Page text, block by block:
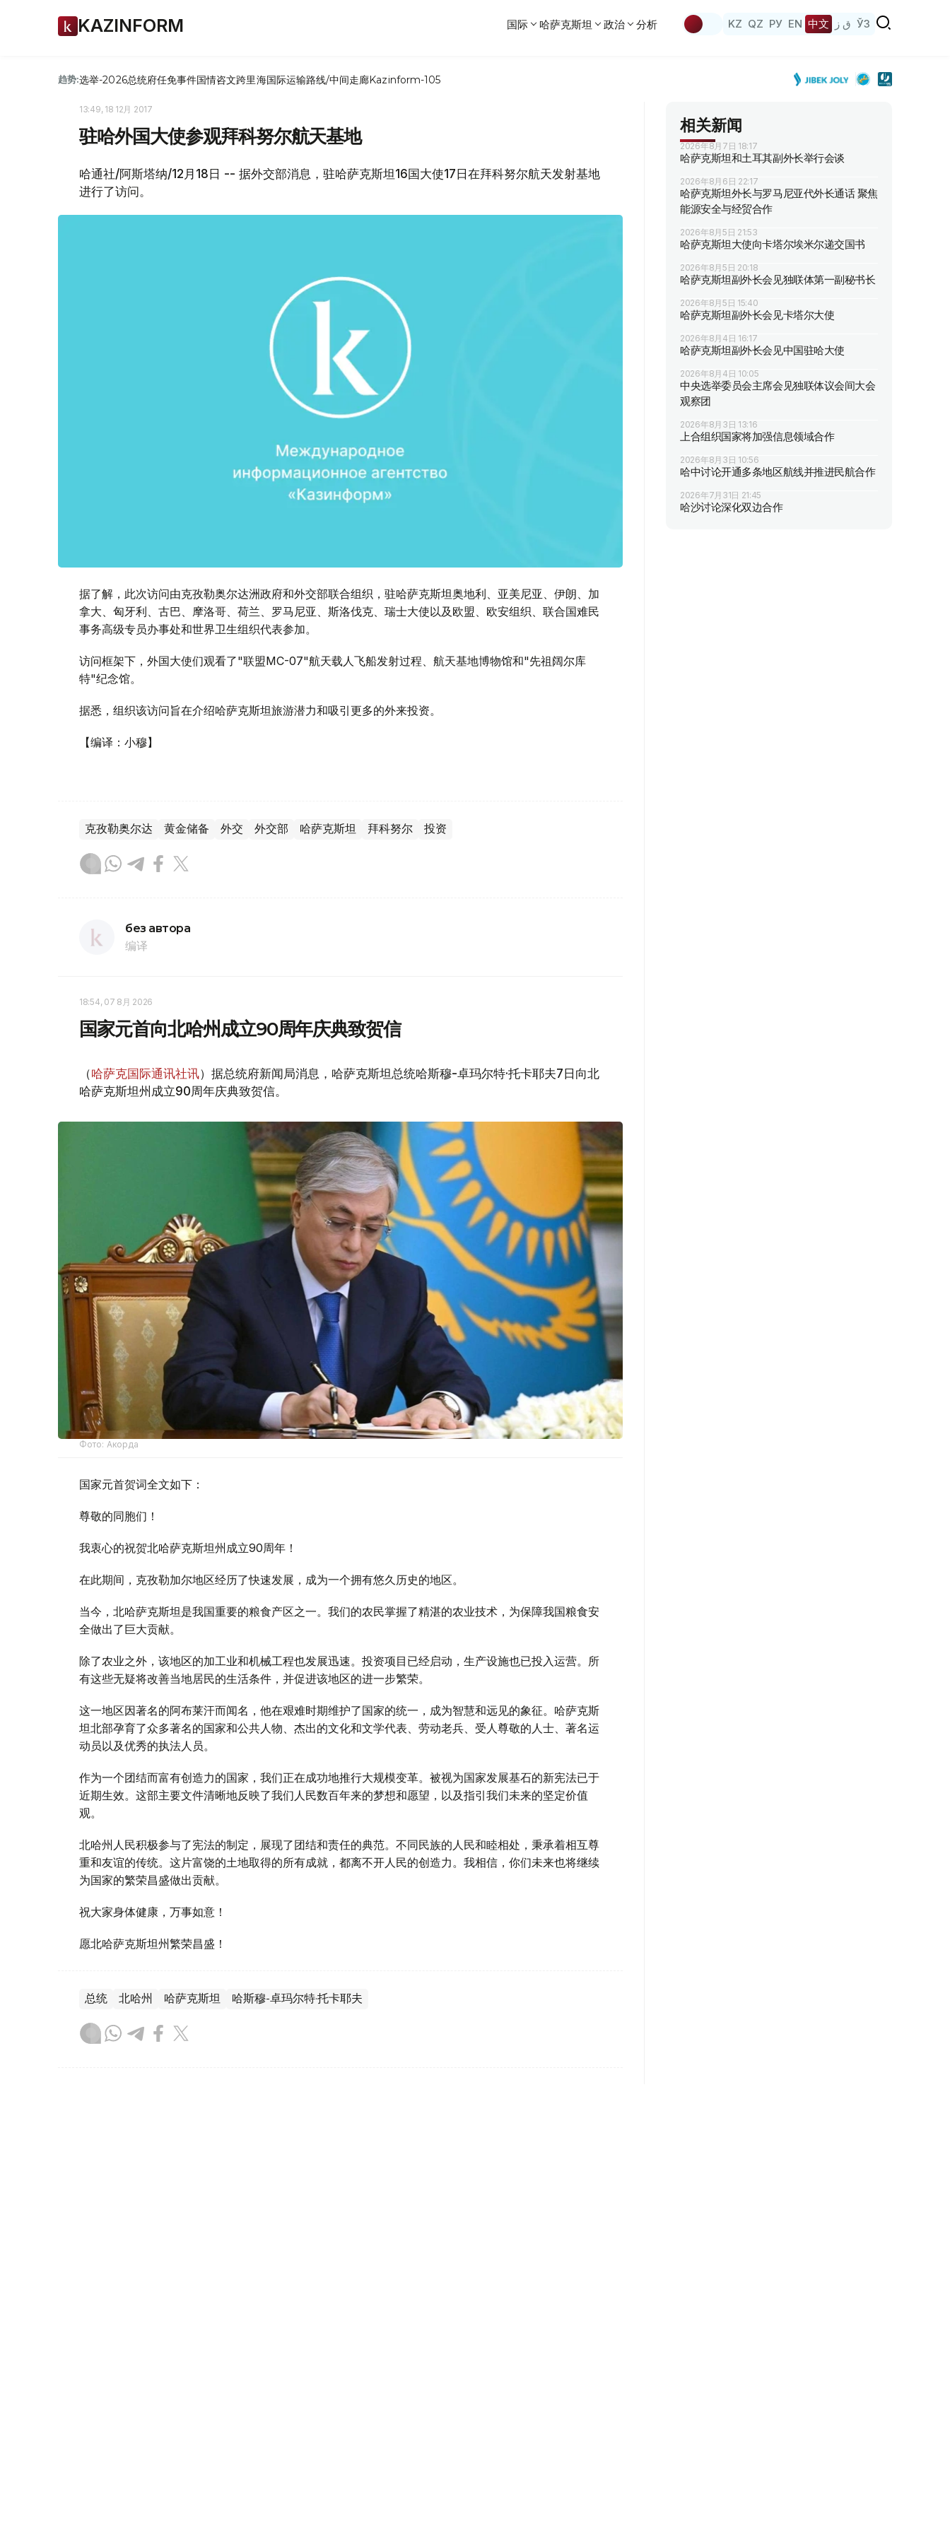
KAZINFORM 国际 哈萨克斯坦 政治 分析 KZ QZ РУ EN 中文 ق ز ЎЗ
趋势:选举-2026总统府任免事件国情咨文跨里海国际运输路线/中间走廊Kazinform-105
13:49, 18 12月 2017
驻哈外国大使参观拜科努尔航天基地
哈通社/阿斯塔纳/12月18日 -- 据外交部消息，驻哈萨克斯坦16国大使17日在拜科努尔航天发射基地
进行了访问。
据了解，此次访问由克孜勒奥尔达洲政府和外交部联合组织，驻哈萨克斯坦奥地利、亚美尼亚、伊朗、加
拿大、匈牙利、古巴、摩洛哥、荷兰、罗马尼亚、斯洛伐克、瑞士大使以及欧盟、欧安组织、联合国难民
事务高级专员办事处和世界卫生组织代表参加。
访问框架下，外国大使们观看了"联盟MC-07"航天载人飞船发射过程、航天基地博物馆和"先祖阔尔库
特"纪念馆。
据悉，组织该访问旨在介绍哈萨克斯坦旅游潜力和吸引更多的外来投资。
【编译：小穆】
克孜勒奥尔达 黄金储备 外交 外交部 哈萨克斯坦 拜科努尔 投资
без автора
编译
18:54, 07 8月 2026
国家元首向北哈州成立90周年庆典致贺信
（哈萨克国际通讯社讯）据总统府新闻局消息，哈萨克斯坦总统哈斯穆-卓玛尔特·托卡耶夫7日向北
哈萨克斯坦州成立90周年庆典致贺信。
Фото: Акорда
国家元首贺词全文如下：
尊敬的同胞们！
我衷心的祝贺北哈萨克斯坦州成立90周年！
在此期间，克孜勒加尔地区经历了快速发展，成为一个拥有悠久历史的地区。
当今，北哈萨克斯坦是我国重要的粮食产区之一。我们的农民掌握了精湛的农业技术，为保障我国粮食安
全做出了巨大贡献。
除了农业之外，该地区的加工业和机械工程也发展迅速。投资项目已经启动，生产设施也已投入运营。所
有这些无疑将改善当地居民的生活条件，并促进该地区的进一步繁荣。
这一地区因著名的阿布莱汗而闻名，他在艰难时期维护了国家的统一，成为智慧和远见的象征。哈萨克斯
坦北部孕育了众多著名的国家和公共人物、杰出的文化和文学代表、劳动老兵、受人尊敬的人士、著名运
动员以及优秀的执法人员。
作为一个团结而富有创造力的国家，我们正在成功地推行大规模变革。被视为国家发展基石的新宪法已于
近期生效。这部主要文件清晰地反映了我们人民数百年来的梦想和愿望，以及指引我们未来的坚定价值
观。
北哈州人民积极参与了宪法的制定，展现了团结和责任的典范。不同民族的人民和睦相处，秉承着相互尊
重和友谊的传统。这片富饶的土地取得的所有成就，都离不开人民的创造力。我相信，你们未来也将继续
为国家的繁荣昌盛做出贡献。
祝大家身体健康，万事如意！
愿北哈萨克斯坦州繁荣昌盛！
总统 北哈州 哈萨克斯坦 哈斯穆-卓玛尔特·托卡耶夫
相关新闻
2026年8月7日 18:17
哈萨克斯坦和土耳其副外长举行会谈
2026年8月6日 22:17
哈萨克斯坦外长与罗马尼亚代外长通话 聚焦
能源安全与经贸合作
2026年8月5日 21:53
哈萨克斯坦大使向卡塔尔埃米尔递交国书
2026年8月5日 20:18
哈萨克斯坦副外长会见独联体第一副秘书长
2026年8月5日 15:40
哈萨克斯坦副外长会见卡塔尔大使
2026年8月4日 16:17
哈萨克斯坦副外长会见中国驻哈大使
2026年8月4日 10:05
中央选举委员会主席会见独联体议会间大会
观察团
2026年8月3日 13:16
上合组织国家将加强信息领域合作
2026年8月3日 10:56
哈中讨论开通多条地区航线并推进民航合作
2026年7月31日 21:45
哈沙讨论深化双边合作